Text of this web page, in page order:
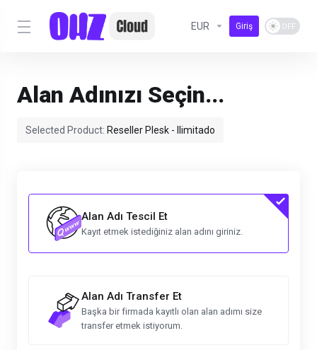
EUR Giriş
Alan Adınızı Seçin...
Selected Product: Reseller Plesk - Ilimitado
Alan Adı Tescil Et
Kayıt etmek istediğiniz alan adını giriniz.
Alan Adı Transfer Et
Başka bir firmada kayıtlı olan alan adımı size
transfer etmek istiyorum.